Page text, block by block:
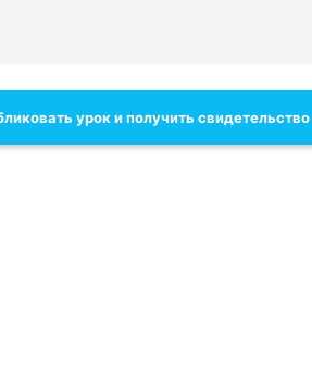
урок и получить свидетельство